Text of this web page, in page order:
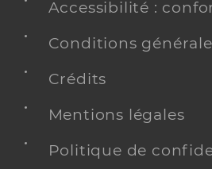
Accessibilité :
Conditions
Crédits
Mentions légales
Politique de